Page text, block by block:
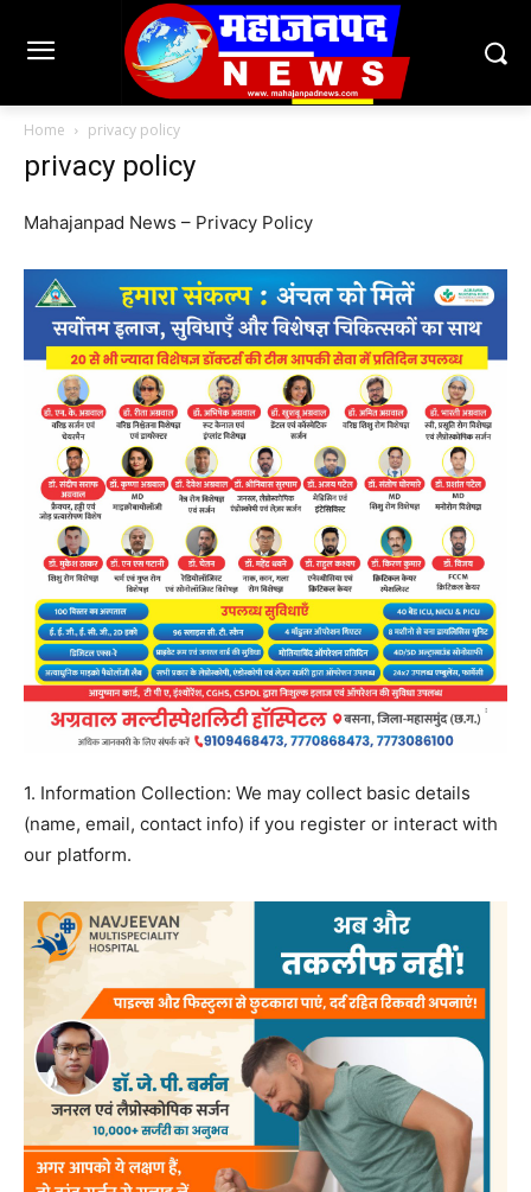
Home privacy policy
privacy policy
Mahajanpad News – Privacy Policy
1. Information Collection: We may collect basic details
(name, email, contact info) if you register or interact with
our platform.